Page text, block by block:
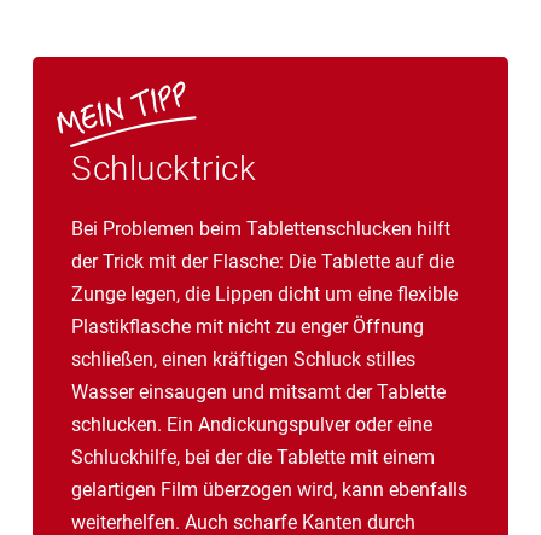
Schlucktrick
Bei Problemen beim Tablettenschlucken hilft
der Trick mit der Flasche: Die Tablette auf die
Zunge legen, die Lippen dicht um eine flexible
Plastikflasche mit nicht zu enger Öffnung
schließen, einen kräftigen Schluck stilles
Wasser einsaugen und mitsamt der Tablette
schlucken. Ein Andickungspulver oder eine
Schluckhilfe, bei der die Tablette mit einem
gelartigen Film überzogen wird, kann ebenfalls
weiterhelfen. Auch scharfe Kanten durch